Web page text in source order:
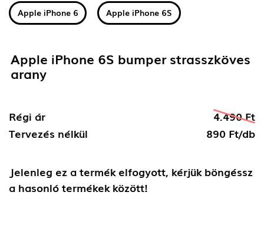
Apple iPhone 6 Apple iPhone 6S
Apple iPhone 6S bumper strasszköves
arany
Régi ár
4.490 Ft
Tervezés nélkül
890 Ft/db
Jelenleg ez a termék elfogyott, kérjük böngéssz
a hasonló termékek között!